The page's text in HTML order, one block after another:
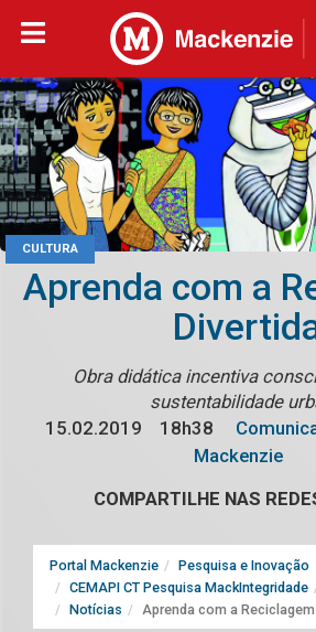
CULTURA
Aprenda com a
Obra didática incentiva
sustentabilidade
15.02.2019
18h38
Mackenzie
COMPARTILHE NAS
Portal Mackenzie
Pesquisa e Inovação
CEMAPI CT Pesquisa MackIntegridade
Notícias
Aprenda com a